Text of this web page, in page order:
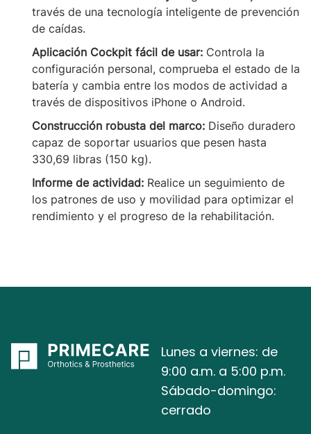
través de una tecnología inteligente de prevención
de caídas.
Aplicación Cockpit fácil de usar: Controla la
configuración personal, comprueba el estado de la
batería y cambia entre los modos de actividad a
través de dispositivos iPhone o Android.
Construcción robusta del marco: Diseño duradero
capaz de soportar usuarios que pesen hasta
330,69 libras (150 kg).
Informe de actividad: Realice un seguimiento de
los patrones de uso y movilidad para optimizar el
rendimiento y el progreso de la rehabilitación.
Lunes a viernes: de
9:00 a.m. a 5:00 p.m.
Sábado-domingo:
cerrado